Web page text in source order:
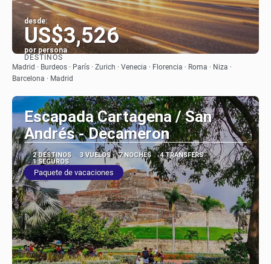
desde:
US$3,526
por persona
Ver
DESTINOS
Madrid · Burdeos · París · Zurich · Venecia · Florencia · Roma · Niza ·
Barcelona · Madrid
Escapada Cartagena / San
Andrés - Decameron
2 DESTINOS 3 VUELOS 7 NOCHES
4 TRANSFERS
1 SEGUROS
Paquete de vacaciones